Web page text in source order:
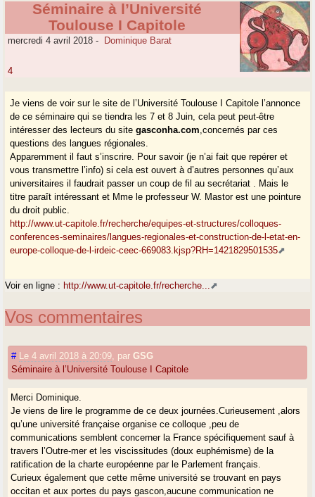
Séminaire à l’Université
Toulouse I Capitole
mercredi 4 avril 2018 - Dominique Barat
4
Je viens de voir sur le site de l’Université Toulouse I Capitole l’annonce
de ce séminaire qui se tiendra les 7 et 8 Juin, cela peut peut-être
intéresser des lecteurs du sitegasconha.com,concernés par ces
questions des langues régionales.
Apparemment il faut s’inscrire. Pour savoir (je n’ai fait que repérer et
vous transmettre l’info) si cela est ouvert à d’autres personnes qu’aux
universitaires il faudrait passer un coup de fil au secrétariat . Mais le
titre paraît intéressant et Mme le professeur W. Mastor est une pointure
du droit public.
http://www.ut-capitole.fr/recherche/equipes-et-structures/colloques-
conferences-seminaires/langues-regionales-et-construction-de-l-etat-en-
europe-colloque-de-l-irdeic-ceec-669083.kjsp?RH=1421829501535
Voir en ligne : http://www.ut-capitole.fr/recherche...
Vos commentaires
# Le 4 avril 2018 à 20:09 parGSG
Séminaire à l’Université Toulouse I Capitole
Merci Dominique.
Je viens de lire le programme de ce deux journées.Curieusement ,alors
qu’une université française organise ce colloque ,peu de
communications semblent concerner la France spécifiquement sauf à
travers l’Outre-mer et les viscissitudes (doux euphémisme) de la
ratification de la charte européenne par le Parlement français.
Curieux également que cette même université se trouvant en pays
occitan et aux portes du pays gascon,aucune communication ne